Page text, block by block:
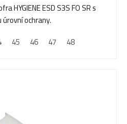
HYGIENE ESD S3S FO SR s
ochrany.
45 46 47 48